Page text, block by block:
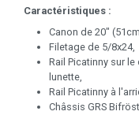
Caractéristiques :
Canon de 20"
Filetage de 5/8x24,
Rail Picatinny sur
lunette,
Rail Picatinny à
Châssis GRS